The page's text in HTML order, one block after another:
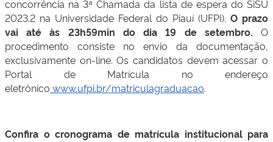
concorrência na 3ª Chamada da lista de espera do SiSU
2023.2 na Universidade Federal do Piauí (UFPI). O prazo
vai até às 23h59min do dia 19 de setembro. O
procedimento consiste no envio da documentação,
exclusivamente on-line. Os candidatos devem acessar o
Portal de Matrícula no endereço
eletrônico www.ufpi.br/matriculagraduacao.
Confira o cronograma de matrícula institucional para